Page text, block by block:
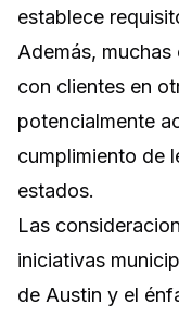
establece
Además, muchas
con clientes en
potencialmente
cumplimiento de
estados.
Las
iniciativas
de Austin y el